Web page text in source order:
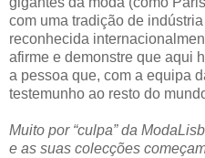
com uma tradição de
reconhecida
afirme e demonstre que aqui
a pessoa que, com a equipa
testemunho ao resto do
Muito por “culpa” da
e as suas colecções